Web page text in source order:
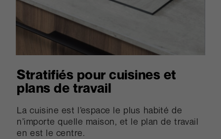
Stratifiés pour cuisines et
plans de travail
La cuisine est l’espace le plus habité de
n’importe quelle maison, et le plan de travail
en est le centre.